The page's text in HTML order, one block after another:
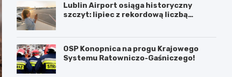
Lublin Airport osiąga historyczny
szczyt: lipiec z rekordową liczbą
OSP Konopnica na progu Krajowego
Systemu Ratowniczo-Gaśniczego!